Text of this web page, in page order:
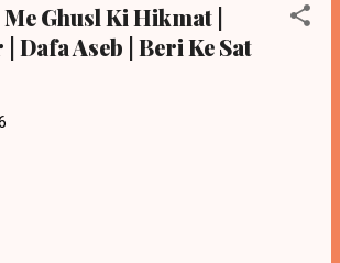
kafaroo birabbihim ya‘diloon. (Surah
An‘aam : 1) [Manqool]
Ghusl Ki Hikmat |
| Dafa Aseb | Beri Ke Sat